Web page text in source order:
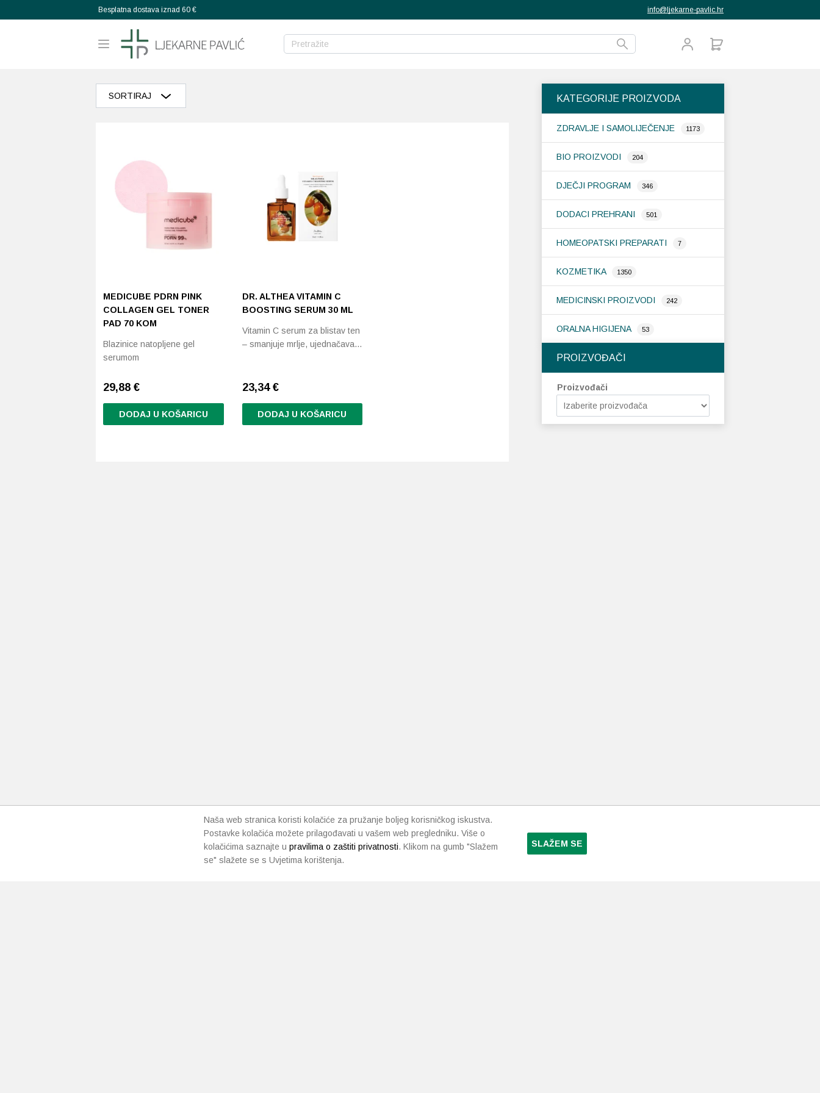
Besplatna dostava iznad 60 € info@ljekarne-pavlic.hr
KATEGORIJE PROIZVODA
ZDRAVLJE I SAMOLIJEČENJE 1173
BIO PROIZVODI 204
DJEČJI PROGRAM 346
DODACI PREHRANI 501
HOMEOPATSKI PREPARATI 7
KOZMETIKA 1350
MEDICINSKI PROIZVODI 242
ORALNA HIGIJENA 53
PROIZVOĐAČI
Proizvođači
SORTIRAJ
Razvrstaj po prosječnoj ocjeni
Razvrstaj po cijeni: manje do veće
Razvrstaj po cijeni: veće do manje
MEDICUBE PDRN PINK
COLLAGEN GEL TONER
PAD 70 KOM
Blazinice natopljene gel
serumom
29,88 €
DODAJ U KOŠARICU
DR. ALTHEA VITAMIN C
BOOSTING SERUM 30 ML
Vitamin C serum za blistav ten
– smanjuje mrlje, ujednačava…
23,34 €
DODAJ U KOŠARICU
Naša web stranica koristi kolačiće za pružanje boljeg korisničkog iskustva.
Postavke kolačića možete prilagođavati u vašem web pregledniku. Više o
kolačićima saznajte u pravilima o zaštiti privatnosti. Klikom na gumb "Slažem
se" slažete se s Uvjetima korištenja.
SLAŽEM SE